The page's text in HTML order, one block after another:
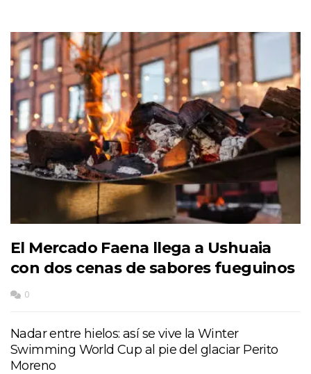
El Mercado Faena llega a Ushuaia
con dos cenas de sabores fueguinos
0
Nadar entre hielos: así se vive la Winter
Swimming World Cup al pie del glaciar Perito
Moreno